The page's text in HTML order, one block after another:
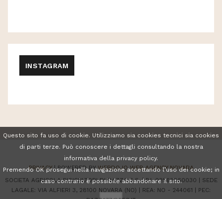
INSTAGRAM
PRIVACY| POWERED BYWEBDOJO WEB AGENCY NOVARA
SOCIETA AGRICOLA RISICULTORI DI RAZZA S.S. | P.I. 02563660030 | SEDE
LAGALE: VIA ALFIERI 3, 28100 NOVARA (NO) | REA: NO - 244061 | PEC:
Questo sito fa uso di cookie. Utilizziamo sia cookies tecnici sia cookies
di parti terze. Può conoscere i dettagli consultando la nostra
informativa della privacy policy.
Premendo OK prosegui nella navigazione accettando l’uso dei cookie; in
caso contrario è possibile abbandonare il sito.